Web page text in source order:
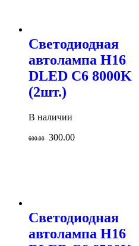
Светодиодная
автолампа H16
DLED C6 8000K
(2шт.)
В наличии
600.00 300.00
Светодиодная
автолампа H16